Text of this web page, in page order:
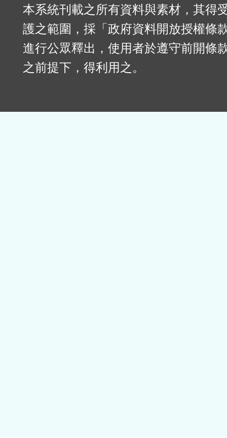
本系統刊載之所有資料與素材，其得
護之範圍，採「政府資料開放授權條
進行公眾釋出，使用者於遵守前開條
之前提下，得利用之。